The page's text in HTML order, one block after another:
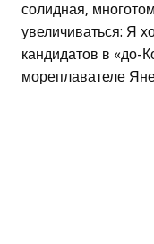
солидная,
увеличиваться: Я
кандидатов в «до-
мореплавателе